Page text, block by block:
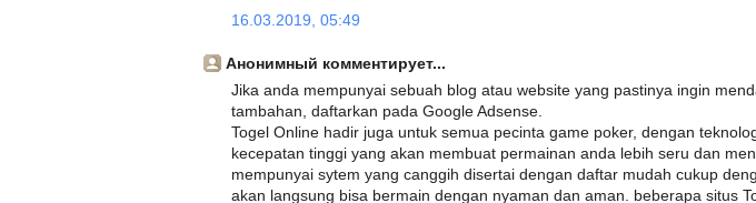
16.03.2019, 05:49
Анонимный комментирует...
Jika anda mempunyai sebuah blog atau website yang pastinya ingin
tambahan, daftarkan pada Google Adsense.
Togel Online hadir juga untuk semua pecinta game poker, dengan
kecepatan tinggi yang akan membuat permainan anda lebih seru dan
mempunyai sytem yang canggih disertai dengan daftar mudah cukup
akan langsung bisa bermain dengan nyaman dan aman. beberapa situs